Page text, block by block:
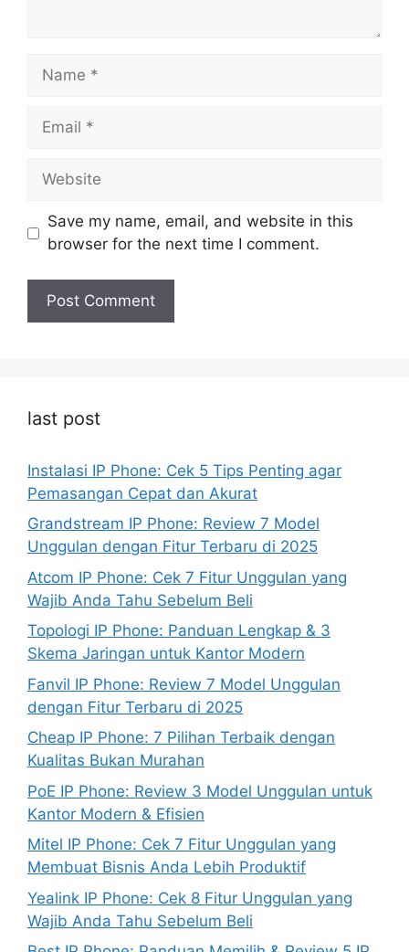
Name
Email
Website
Save my name, email, and website in this
browser for the next time I comment.
last post
Instalasi IP Phone: Cek 5 Tips Penting agar
Pemasangan Cepat dan Akurat
Grandstream IP Phone: Review 7 Model
Unggulan dengan Fitur Terbaru di 2025
Atcom IP Phone: Cek 7 Fitur Unggulan yang
Wajib Anda Tahu Sebelum Beli
Topologi IP Phone: Panduan Lengkap & 3
Skema Jaringan untuk Kantor Modern
Fanvil IP Phone: Review 7 Model Unggulan
dengan Fitur Terbaru di 2025
Cheap IP Phone: 7 Pilihan Terbaik dengan
Kualitas Bukan Murahan
PoE IP Phone: Review 3 Model Unggulan untuk
Kantor Modern & Efisien
Mitel IP Phone: Cek 7 Fitur Unggulan yang
Membuat Bisnis Anda Lebih Produktif
Yealink IP Phone: Cek 8 Fitur Unggulan yang
Wajib Anda Tahu Sebelum Beli